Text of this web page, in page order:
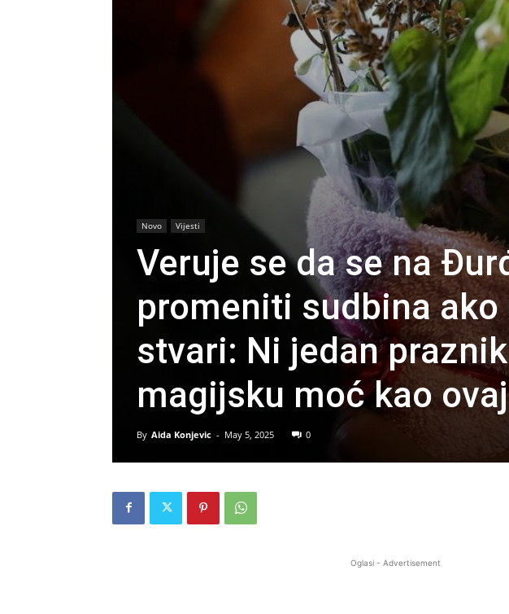
Novo Vijesti
Veruje se da se na
promeniti sudbina ako
stvari: Ni jedan
magijsku moć kao ovaj
By Aida Konjevic - May 5, 2025 0
Oglasi - Advertisement